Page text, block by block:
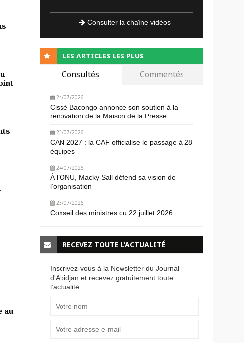
au
Consulter la chaîne vidéos
LES ARTICLES LES PLUS
Consultés Commentés
24/07/2026
Cissé Bacongo annonce son soutien à la
rénovation de la Maison de la Presse
23/07/2026
CAN 2027 : la CAF officialise le passage à 28
équipes
24/07/2026
À l’ONU, Macky Sall défend sa vision de
l’organisation
23/07/2026
Conseil des ministres du 22 juillet 2026
RECEVEZ TOUTE L’ACTUALITÉ
Inscrivez-vous à la Newsletter du Journal
d'Abidjan et recevez gratuitement toute
l’actualité